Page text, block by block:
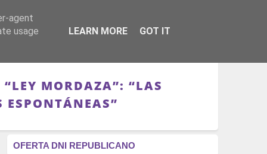
RÉGIMEN - MONARQUÍA
MORDAZA”: “LAS
OFERTA DNI REPUBLICANO
agent
usage
LEARN MORE GOT IT